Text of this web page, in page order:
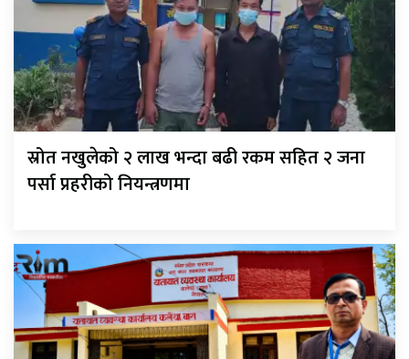
स्रोत नखुलेको २ लाख भन्दा बढी रकम सहित २ जना
पर्सा प्रहरीको नियन्त्रणमा